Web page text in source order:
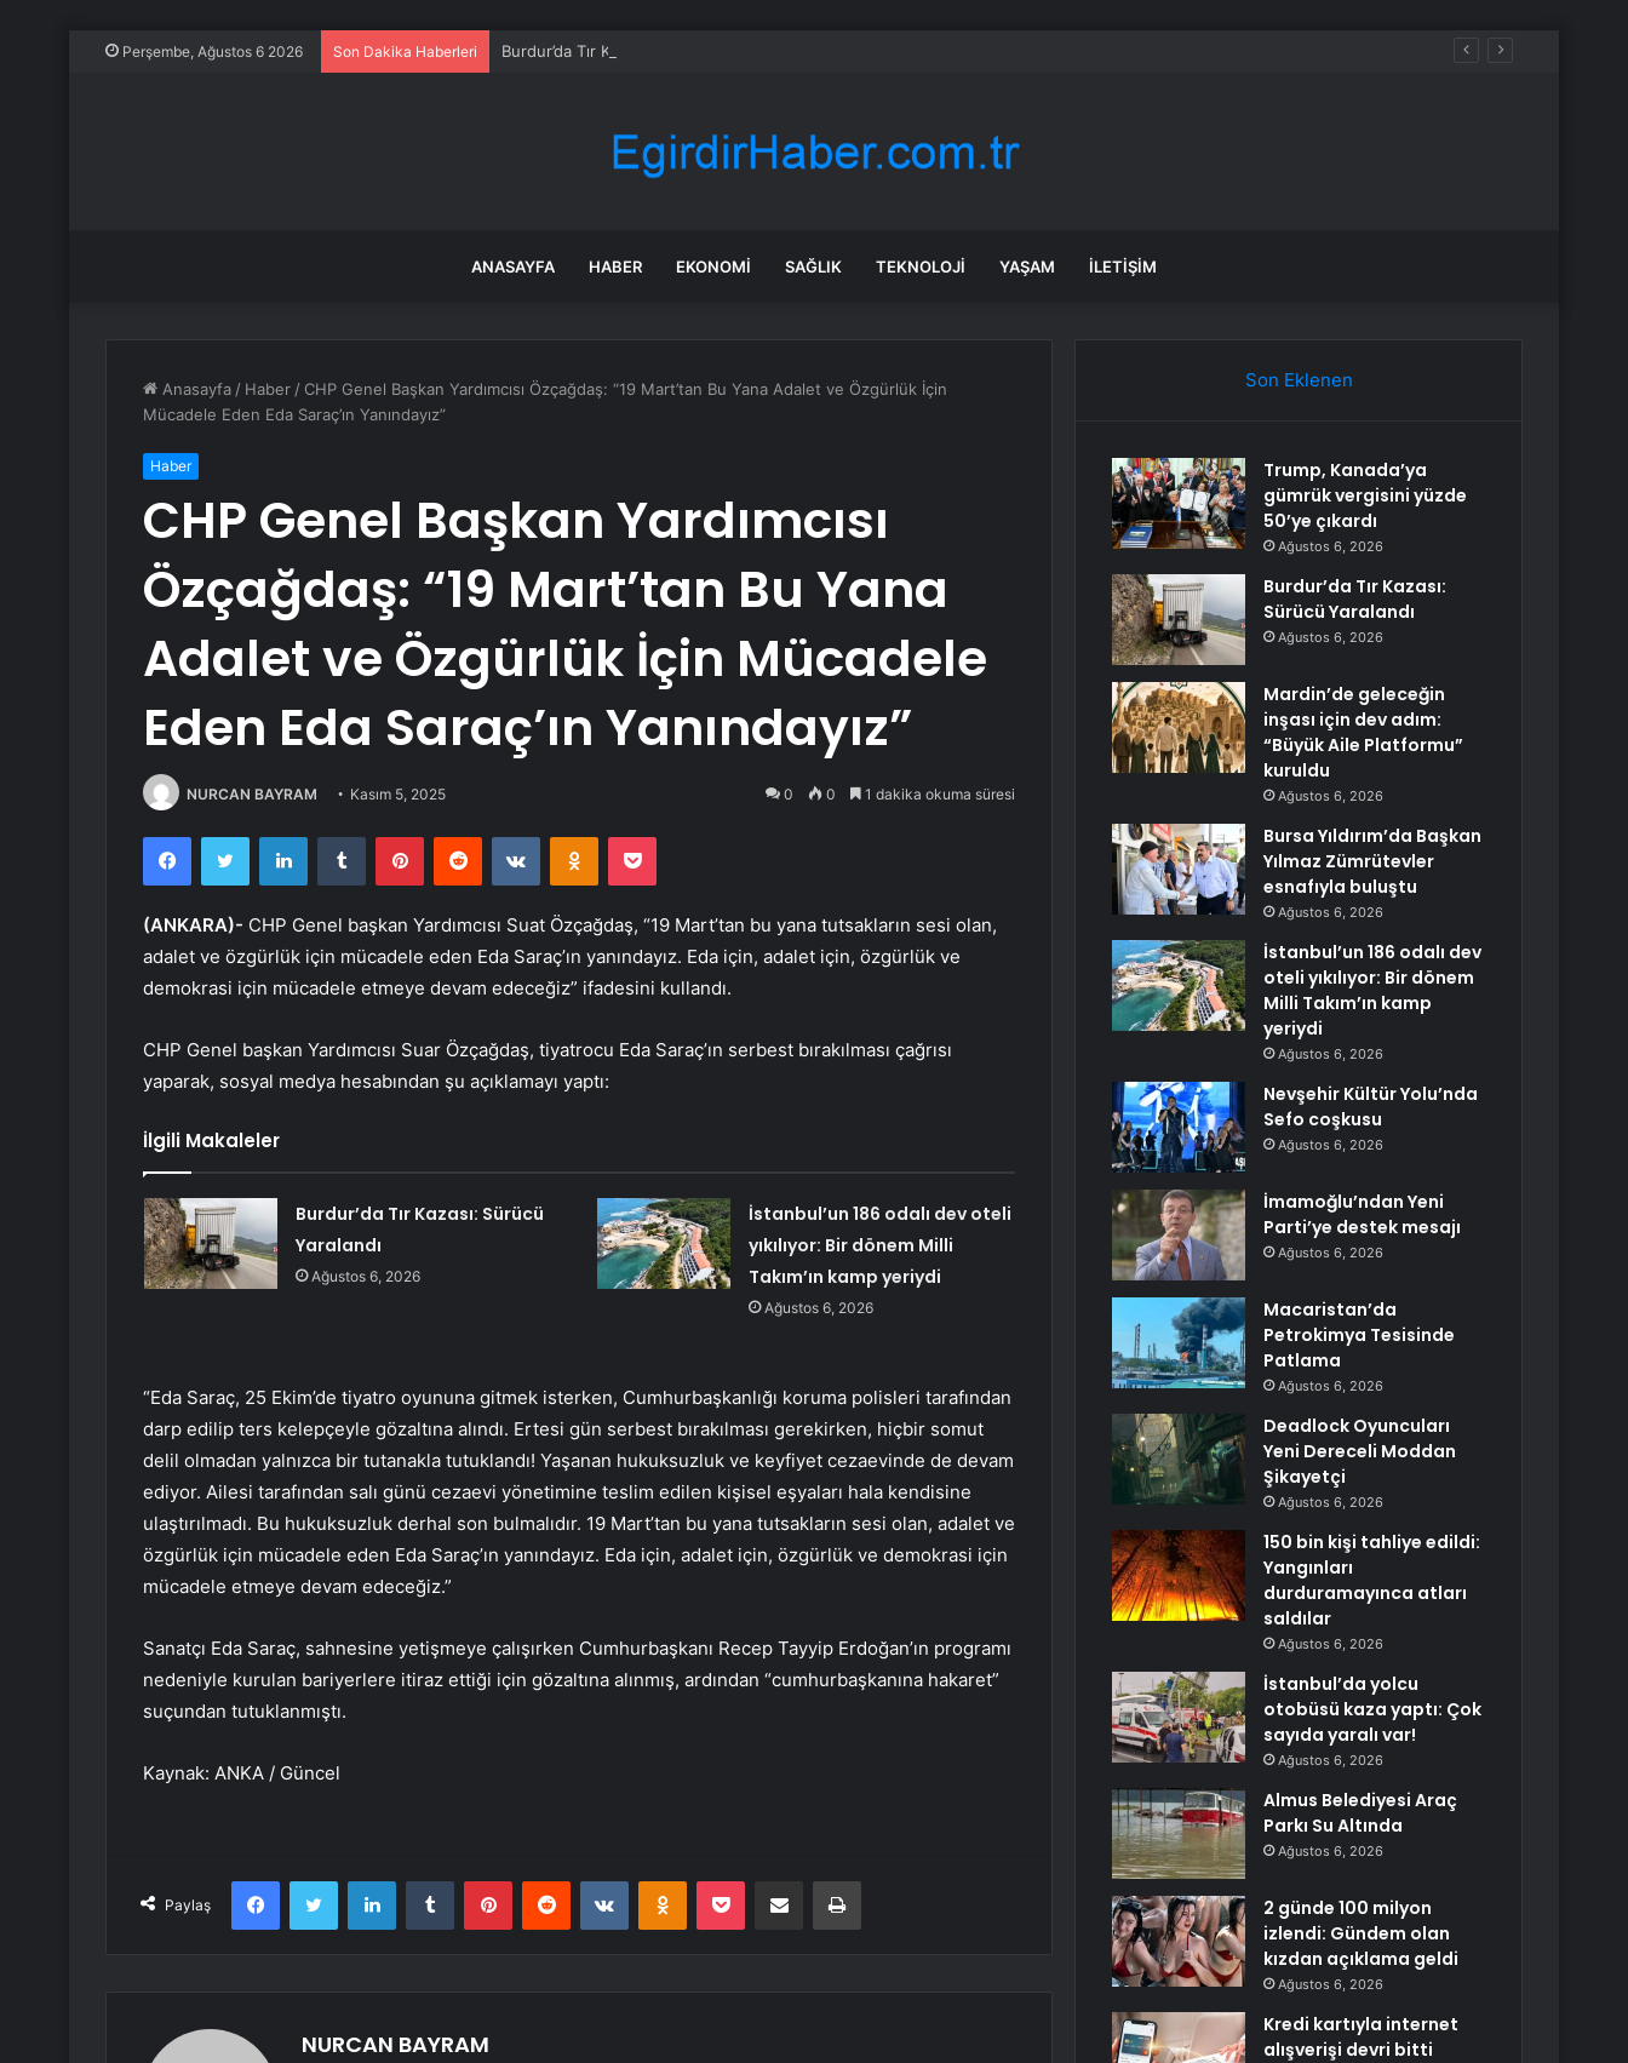
Perşembe, Ağustos 6 2026 Son Dakika Haberleri Burdur’da Tır Kazası: Sürücü Yaralandı
ANASAYFA HABER EKONOMI SAĞLIK TEKNOLOJI YAŞAM İLETIŞIM
Anasayfa / Haber / CHP Genel Başkan Yardımcısı Özçağdaş: “19 Mart’tan Bu Yana Adalet ve Özgürlük İçin
Mücadele Eden Eda Saraç’ın Yanındayız”
Haber
CHP Genel Başkan Yardımcısı
Özçağdaş: “19 Mart’tan Bu Yana
Adalet ve Özgürlük İçin Mücadele
Eden Eda Saraç’ın Yanındayız”
NURCAN BAYRAM Kasım 5, 2025 0 0 1 dakika okuma süresi
FacebookTwitter LinkedInTumblr PinterestReddit VKontakteOdnoklassniki
Pocket
(ANKARA)- CHP Genel başkan Yardımcısı Suat Özçağdaş, “19 Mart’tan bu yana tutsakların sesi olan,
adalet ve özgürlük için mücadele eden Eda Saraç’ın yanındayız. Eda için, adalet için, özgürlük ve
demokrasi için mücadele etmeye devam edeceğiz” ifadesini kullandı.
CHP Genel başkan Yardımcısı Suar Özçağdaş, tiyatrocu Eda Saraç’ın serbest bırakılması çağrısı
yaparak, sosyal medya hesabından şu açıklamayı yaptı:
İlgili Makaleler
Burdur’da Tır Kazası: Sürücü
Yaralandı
Ağustos 6, 2026
İstanbul’un 186 odalı dev oteli
yıkılıyor: Bir dönem Milli
Takım’ın kamp yeriydi
Ağustos 6, 2026
“Eda Saraç, 25 Ekim’de tiyatro oyununa gitmek isterken, Cumhurbaşkanlığı koruma polisleri tarafından
darp edilip ters kelepçeyle gözaltına alındı. Ertesi gün serbest bırakılması gerekirken, hiçbir somut
delil olmadan yalnızca bir tutanakla tutuklandı! Yaşanan hukuksuzluk ve keyfiyet cezaevinde de devam
ediyor. Ailesi tarafından salı günü cezaevi yönetimine teslim edilen kişisel eşyaları hala kendisine
ulaştırılmadı. Bu hukuksuzluk derhal son bulmalıdır. 19 Mart’tan bu yana tutsakların sesi olan, adalet ve
özgürlük için mücadele eden Eda Saraç’ın yanındayız. Eda için, adalet için, özgürlük ve demokrasi için
mücadele etmeye devam edeceğiz.”
Sanatçı Eda Saraç, sahnesine yetişmeye çalışırken Cumhurbaşkanı Recep Tayyip Erdoğan’ın programı
nedeniyle kurulan bariyerlere itiraz ettiği için gözaltına alınmış, ardından “cumhurbaşkanına hakaret”
suçundan tutuklanmıştı.
Kaynak: ANKA / Güncel
Paylaş
FacebookTwitter LinkedInTumblr PinterestReddit VKontakteOdnoklassniki
Pocket E-Posta ile paylaş Yazdır
NURCAN BAYRAM
Son Eklenen
Trump, Kanada’ya
gümrük vergisini yüzde
50’ye çıkardı
Ağustos 6, 2026
Burdur’da Tır Kazası:
Sürücü Yaralandı
Ağustos 6, 2026
Mardin’de geleceğin
inşası için dev adım:
“Büyük Aile Platformu”
kuruldu
Ağustos 6, 2026
Bursa Yıldırım’da Başkan
Yılmaz Zümrütevler
esnafıyla buluştu
Ağustos 6, 2026
İstanbul’un 186 odalı dev
oteli yıkılıyor: Bir dönem
Milli Takım’ın kamp
yeriydi
Ağustos 6, 2026
Nevşehir Kültür Yolu’nda
Sefo coşkusu
Ağustos 6, 2026
İmamoğlu’ndan Yeni
Parti’ye destek mesajı
Ağustos 6, 2026
Macaristan’da
Petrokimya Tesisinde
Patlama
Ağustos 6, 2026
Deadlock Oyuncuları
Yeni Dereceli Moddan
Şikayetçi
Ağustos 6, 2026
150 bin kişi tahliye edildi:
Yangınları
durduramayınca atları
saldılar
Ağustos 6, 2026
İstanbul’da yolcu
otobüsü kaza yaptı: Çok
sayıda yaralı var!
Ağustos 6, 2026
Almus Belediyesi Araç
Parkı Su Altında
Ağustos 6, 2026
2 günde 100 milyon
izlendi: Gündem olan
kızdan açıklama geldi
Ağustos 6, 2026
Kredi kartıyla internet
alışverişi devri bitti